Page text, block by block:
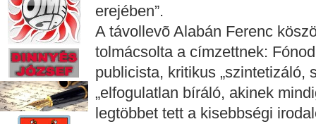
erejében”.
A távollevõ Alabán Ferenc
tolmácsolta a címzettnek:
publicista, kritikus „szintetizáló,
„elfogulatlan bíráló, akinek
legtöbbet tett a kisebbségi